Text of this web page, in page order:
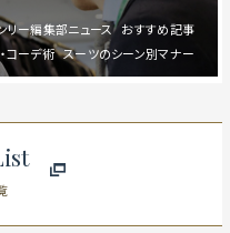
おすすめ記事
リー編集部ニュース
スーツのシーン別マナー
コーデ術